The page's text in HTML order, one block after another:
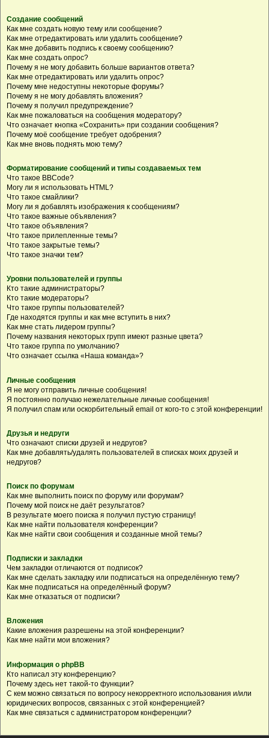
Создание сообщений
Как мне создать новую тему или сообщение?
Как мне отредактировать или удалить сообщение?
Как мне добавить подпись к своему сообщению?
Как мне создать опрос?
Почему я не могу добавить больше вариантов ответа?
Как мне отредактировать или удалить опрос?
Почему мне недоступны некоторые форумы?
Почему я не могу добавлять вложения?
Почему я получил предупреждение?
Как мне пожаловаться на сообщения модератору?
Что означает кнопка «Сохранить» при создании сообщения?
Почему моё сообщение требует одобрения?
Как мне вновь поднять мою тему?
Форматирование сообщений и типы создаваемых тем
Что такое BBCode?
Могу ли я использовать HTML?
Что такое смайлики?
Могу ли я добавлять изображения к сообщениям?
Что такое важные объявления?
Что такое объявления?
Что такое прилепленные темы?
Что такое закрытые темы?
Что такое значки тем?
Уровни пользователей и группы
Кто такие администраторы?
Кто такие модераторы?
Что такое группы пользователей?
Где находятся группы и как мне вступить в них?
Как мне стать лидером группы?
Почему названия некоторых групп имеют разные цвета?
Что такое группа по умолчанию?
Что означает ссылка «Наша команда»?
Личные сообщения
Я не могу отправить личные сообщения!
Я постоянно получаю нежелательные личные сообщения!
Я получил спам или оскорбительный email от кого-то с этой конференции!
Друзья и недруги
Что означают списки друзей и недругов?
Как мне добавлять/удалять пользователей в списках моих друзей и
недругов?
Поиск по форумам
Как мне выполнить поиск по форуму или форумам?
Почему мой поиск не даёт результатов?
В результате моего поиска я получил пустую страницу!
Как мне найти пользователя конференции?
Как мне найти свои сообщения и созданные мной темы?
Подписки и закладки
Чем закладки отличаются от подписок?
Как мне сделать закладку или подписаться на определённую тему?
Как мне подписаться на определённый форум?
Как мне отказаться от подписки?
Вложения
Какие вложения разрешены на этой конференции?
Как мне найти мои вложения?
Информация о phpBB
Кто написал эту конференцию?
Почему здесь нет такой-то функции?
С кем можно связаться по вопросу некорректного использования и/или
юридических вопросов, связанных с этой конференцией?
Как мне связаться с администратором конференции?